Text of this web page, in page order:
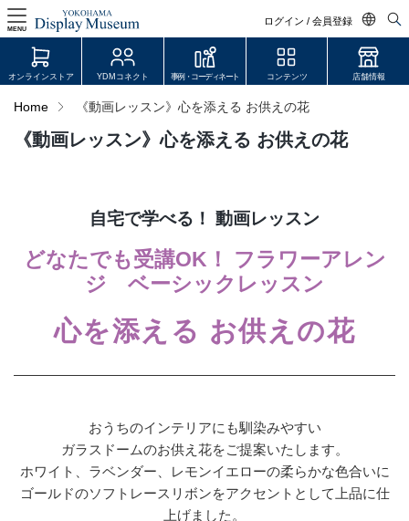
ログイン / 会員登録
日本語
中文简体
MENU
ログイン・会員登録
会員登録・取引申請
店舗情報・営業日
会社情報
オンラインストア YDMコネクト 事例・コーディネート コンテンツ 店舗情報
Home 《動画レッスン》心を添える お供えの花
《動画レッスン》心を添える お供えの花
自宅で学べる！ 動画レッスン
どなたでも受講OK！ フラワーアレン
ジ ベーシックレッスン
心を添える お供えの花
おうちのインテリアにも馴染みやすい
ガラスドームのお供え花をご提案いたします。
ホワイト、ラベンダー、レモンイエローの柔らかな色合いに
ゴールドのソフトレースリボンをアクセントとして上品に仕
上げました。